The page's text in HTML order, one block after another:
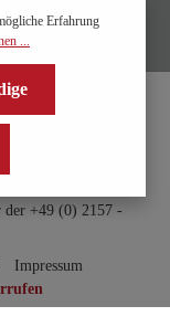
der +49 (0) 2157 -
Impressum
Erfahrung
...